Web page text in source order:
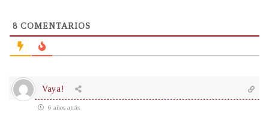
8 COMENTARIOS
Vaya!
6 años atrás